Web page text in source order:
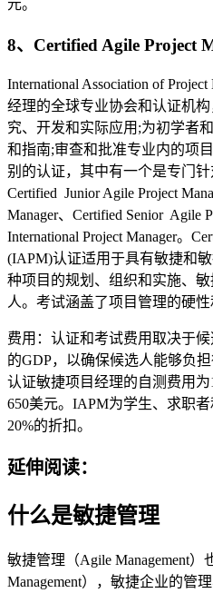
元。
8、Certified Agile Project
International Association of
经理的全球专业协会和认证机
究、开发和实际应用;为初学者
和指南;审查和批准专业内的项
别的认证，其中有一个是专门针
Certified Junior Agile Project
Manager、Certified Senior Agile
International Project Manager。
(IAPM)认证适用于具有敏捷和
种项目的规划、组织和实施、
人。考试涵盖了项目管理的硬
费用：认证和考试费用取决于
的GDP，以确保候选人能够负
认证敏捷项目经理的自测费用
650美元。IAPM为学生、求职
20%的折扣。
延伸阅读：
什么是敏捷管理
敏捷管理（Agile Management）
Management），敏捷企业的管